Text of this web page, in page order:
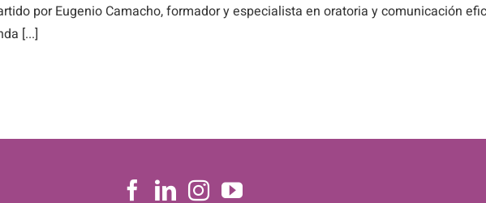
por Eugenio Camacho, formador y especialista en oratoria y comunicación
[...]